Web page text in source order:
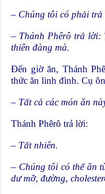
– Chúng tôi có phải trả
– Thánh Phêrô trả lời:
thiên đàng mà.
Đến giờ ăn, Thánh
thức ăn linh đình. Cụ
– Tất cả các món ăn
Thánh Phêrô trả lời:
– Tất nhiên.
– Chúng tôi có thể ăn
dư mỡ, đường,